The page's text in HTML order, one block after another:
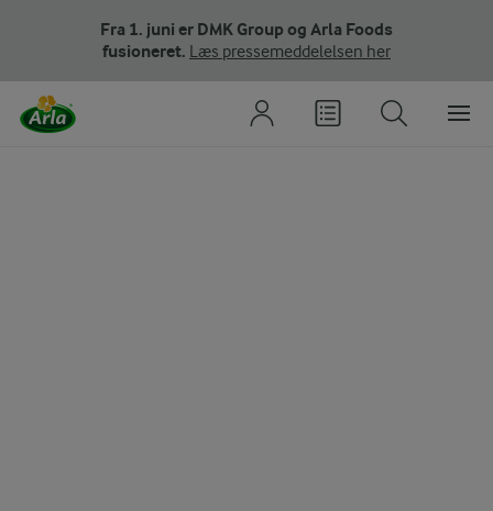
Fra 1. juni er DMK Group og Arla Foods
fusioneret. Læs pressemeddelelsen her